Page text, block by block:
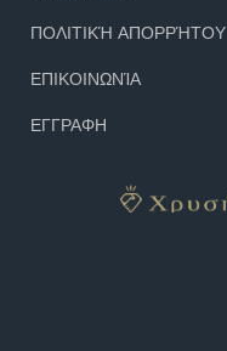
ΠΟΛΙΤΙΚΉ ΑΠΟΡΡΉΤΟΥ
ΕΠΙΚΟΙΝΩΝΊΑ
ΕΓΓΡΑΦΗ